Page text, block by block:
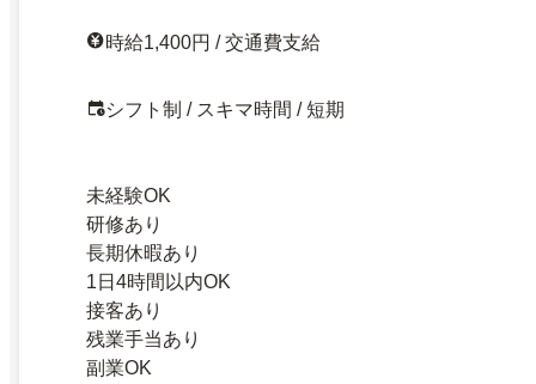
時給1,400円 / 交通費支給
シフト制 / スキマ時間 / 短期
未経験OK
研修あり
長期休暇あり
1日4時間以内OK
接客あり
残業手当あり
副業OK